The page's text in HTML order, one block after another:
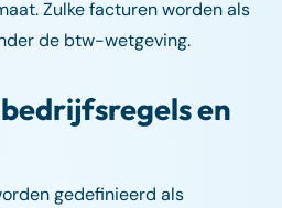
Zulke facturen worden als
de btw-wetgeving.
en
gedefinieerd als